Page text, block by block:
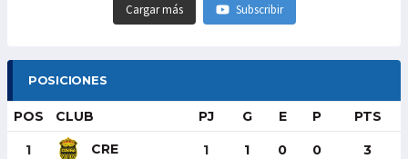
Cargar más Subscribir
POSICIONES
POS CLUB PJ G E P PTS
1 CRE 1 1 0 0 3